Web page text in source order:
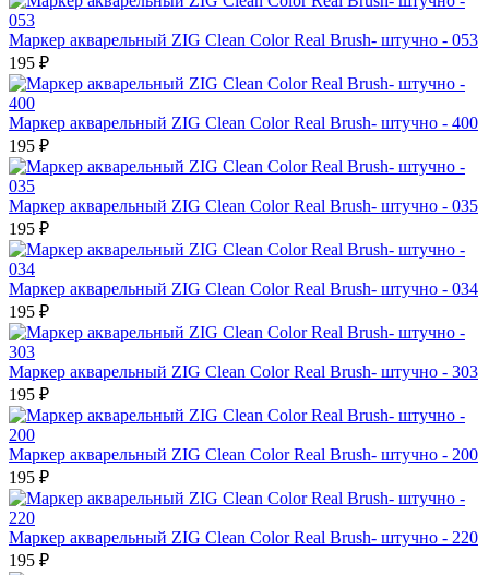
Маркер акварельный ZIG Clean Color Real Brush- штучно - 053
195 ₽
Маркер акварельный ZIG Clean Color Real Brush- штучно - 400
195 ₽
Маркер акварельный ZIG Clean Color Real Brush- штучно - 035
195 ₽
Маркер акварельный ZIG Clean Color Real Brush- штучно - 034
195 ₽
Маркер акварельный ZIG Clean Color Real Brush- штучно - 303
195 ₽
Маркер акварельный ZIG Clean Color Real Brush- штучно - 200
195 ₽
Маркер акварельный ZIG Clean Color Real Brush- штучно - 220
195 ₽